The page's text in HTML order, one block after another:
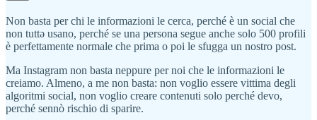
Non basta per chi le informazioni le cerca, perché è un social che
non tuttə usano, perché se una persona segue anche solo 500 profili
è perfettamente normale che prima o poi le sfugga un nostro post.
Ma Instagram non basta neppure per noi che le informazioni le
creiamo. Almeno, a me non basta: non voglio essere vittima degli
algoritmi social, non voglio creare contenuti solo perché devo,
perché sennò rischio di sparire.